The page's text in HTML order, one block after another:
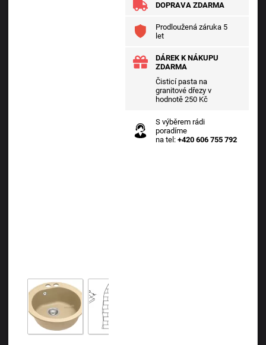
DOPRAVA ZDARMA
Prodloužená záruka 5
let
DÁREK K NÁKUPU
ZDARMA
Čisticí pasta na
granitové dřezy v
hodnotě 250 Kč
S výběrem rádi
poradíme
na tel: +420 606 755 792